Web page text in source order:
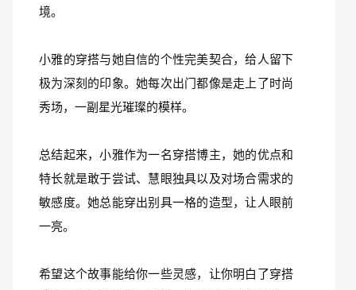
境。
小雅的穿搭与她自信的个性完美契合，给人留下
极为深刻的印象。她每次出门都像是走上了时尚
秀场，一副星光璀璨的模样。
总结起来，小雅作为一名穿搭博主，她的优点和
特长就是敢于尝试、慧眼独具以及对场合需求的
敏感度。她总能穿出别具一格的造型，让人眼前
一亮。
希望这个故事能给你一些灵感，让你明白了穿搭